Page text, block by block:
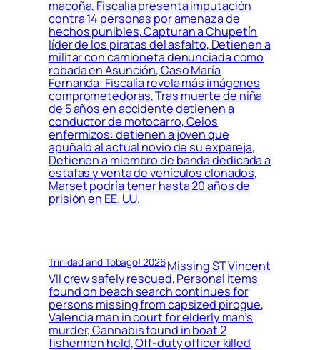
macoña, Fiscalía presenta imputación
contra 14 personas por amenaza de
hechos punibles, Capturan a Chupetín
líder de los piratas del asfalto, Detienen a
militar con camioneta denunciada como
robada en Asunción, Caso María
Fernanda: Fiscalía revela más imágenes
comprometedoras, Tras muerte de niña
de 5 años en accidente detienen a
conductor de motocarro, Celos
enfermizos: detienen a joven que
apuñaló al actual novio de su expareja,
Detienen a miembro de banda dedicada a
estafas y venta de vehículos clonados,
Marset podría tener hasta 20 años de
prisión en EE. UU.
Trinidad and Tobago! 2026Missing ST Vincent
VII crew safely rescued, Personal items
found on beach search continues for
persons missing from capsized pirogue,
Valencia man in court for elderly man’s
murder, Cannabis found in boat 2
fishermen held, Off-duty officer killed